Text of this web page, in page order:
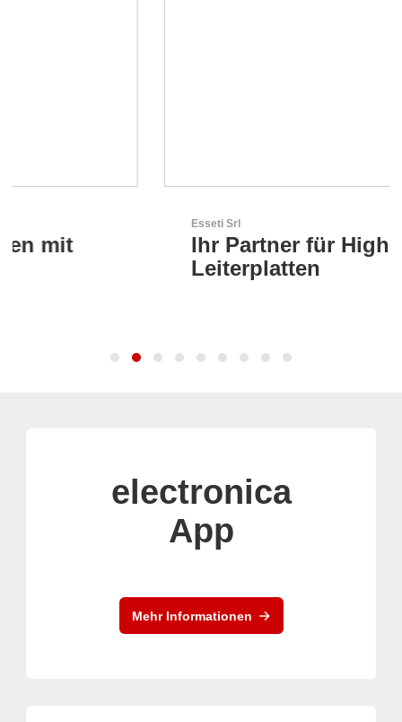
Ihr Partner für High-Tech-
electronica
App
Mehr Informationen